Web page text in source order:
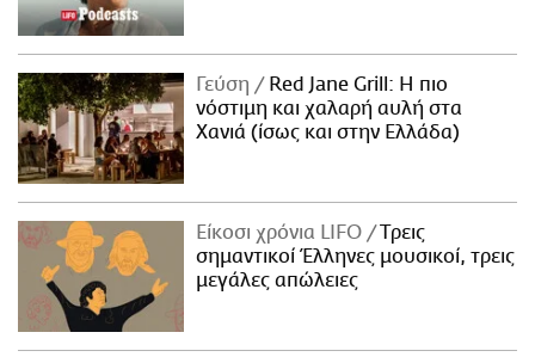
Γεύση
Red Jane Grill: Η πιο
νόστιμη και χαλαρή αυλή στα
Χανιά (ίσως και στην Ελλάδα)
Είκοσι χρόνια LIFO
Tρεις
σημαντικοί Έλληνες μουσικοί, τρεις
μεγάλες απώλειες